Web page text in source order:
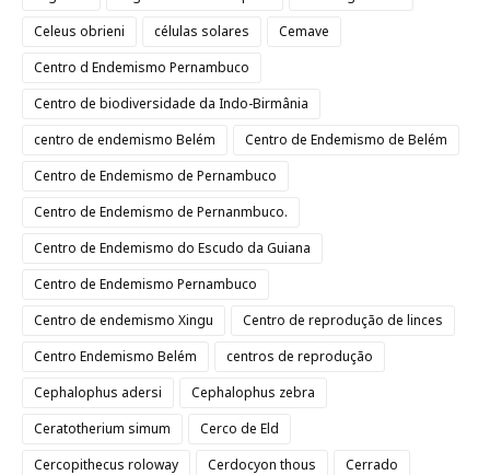
Celeus obrieni
células solares
Cemave
Centro d Endemismo Pernambuco
Centro de biodiversidade da Indo-Birmânia
centro de endemismo Belém
Centro de Endemismo de Belém
Centro de Endemismo de Pernambuco
Centro de Endemismo de Pernanmbuco.
Centro de Endemismo do Escudo da Guiana
Centro de Endemismo Pernambuco
Centro de endemismo Xingu
Centro de reprodução de linces
Centro Endemismo Belém
centros de reprodução
Cephalophus adersi
Cephalophus zebra
Ceratotherium simum
Cerco de Eld
Cercopithecus roloway
Cerdocyon thous
Cerrado